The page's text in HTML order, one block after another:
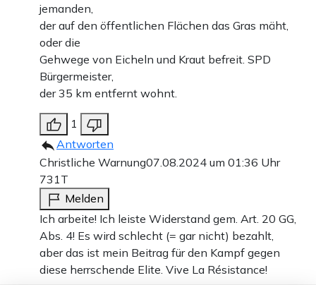
jemanden,
der auf den öffentlichen Flächen das Gras mäht,
oder die
Gehwege von Eicheln und Kraut befreit. SPD
Bürgermeister,
der 35 km entfernt wohnt.
1
Antworten
Christliche Warnung07.08.2024 um 01:36 Uhr
731T
Melden
Ich arbeite! Ich leiste Widerstand gem. Art. 20 GG,
Abs. 4! Es wird schlecht (= gar nicht) bezahlt,
aber das ist mein Beitrag für den Kampf gegen
diese herrschende Elite. Vive La Résistance!